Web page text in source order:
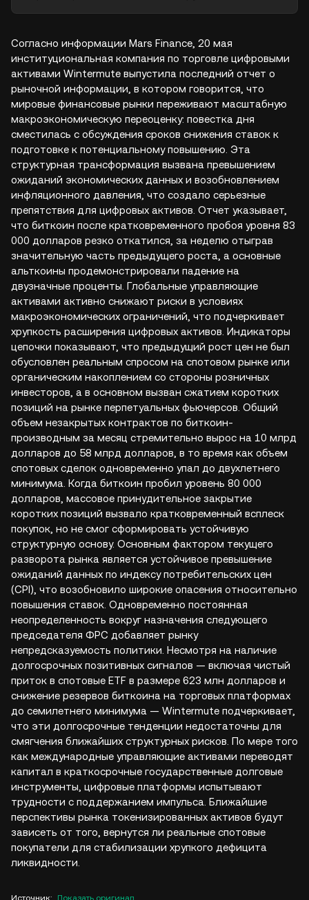
Согласно информации Mars Finance, 20 мая
институциональная компания по торговле цифровыми
активами Wintermute выпустила последний отчет о
рыночной информации, в котором говорится, что
мировые финансовые рынки переживают масштабную
макроэкономическую переоценку: повестка дня
сместилась с обсуждения сроков снижения ставок к
подготовке к потенциальному повышению. Эта
структурная трансформация вызвана превышением
ожиданий экономических данных и возобновлением
инфляционного давления, что создало серьезные
препятствия для цифровых активов. Отчет указывает,
что биткоин после кратковременного пробоя уровня 83
000 долларов резко откатился, за неделю отыграв
значительную часть предыдущего роста, а основные
альткоины продемонстрировали падение на
двузначные проценты. Глобальные управляющие
активами активно снижают риски в условиях
макроэкономических ограничений, что подчеркивает
хрупкость расширения цифровых активов. Индикаторы
цепочки показывают, что предыдущий рост цен не был
обусловлен реальным спросом на спотовом рынке или
органическим накоплением со стороны розничных
инвесторов, а в основном вызван сжатием коротких
позиций на рынке перпетуальных фьючерсов. Общий
объем незакрытых контрактов по биткоин-
производным за месяц стремительно вырос на 10 млрд
долларов до 58 млрд долларов, в то время как объем
спотовых сделок одновременно упал до двухлетнего
минимума. Когда биткоин пробил уровень 80 000
долларов, массовое принудительное закрытие
коротких позиций вызвало кратковременный всплеск
покупок, но не смог сформировать устойчивую
структурную основу. Основным фактором текущего
разворота рынка является устойчивое превышение
ожиданий данных по индексу потребительских цен
(CPI), что возобновило широкие опасения относительно
повышения ставок. Одновременно постоянная
неопределенность вокруг назначения следующего
председателя ФРС добавляет рынку
непредсказуемость политики. Несмотря на наличие
долгосрочных позитивных сигналов — включая чистый
приток в спотовые ETF в размере 623 млн долларов и
снижение резервов биткоина на торговых платформах
до семилетнего минимума — Wintermute подчеркивает,
что эти долгосрочные тенденции недостаточны для
смягчения ближайших структурных рисков. По мере того
как международные управляющие активами переводят
капитал в краткосрочные государственные долговые
инструменты, цифровые платформы испытывают
трудности с поддержанием импульса. Ближайшие
перспективы рынка токенизированных активов будут
зависеть от того, вернутся ли реальные спотовые
покупатели для стабилизации хрупкого дефицита
ликвидности.
Источник: Показать оригинал